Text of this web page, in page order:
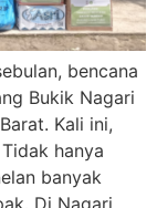
bencana
Bukik Nagari
Kali ini,
hanya
banyak